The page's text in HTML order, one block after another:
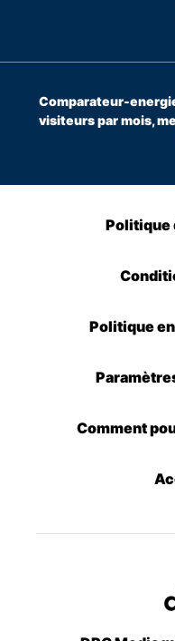
Comparateur-
visiteurs par mois,
Politique
Politique
Comment